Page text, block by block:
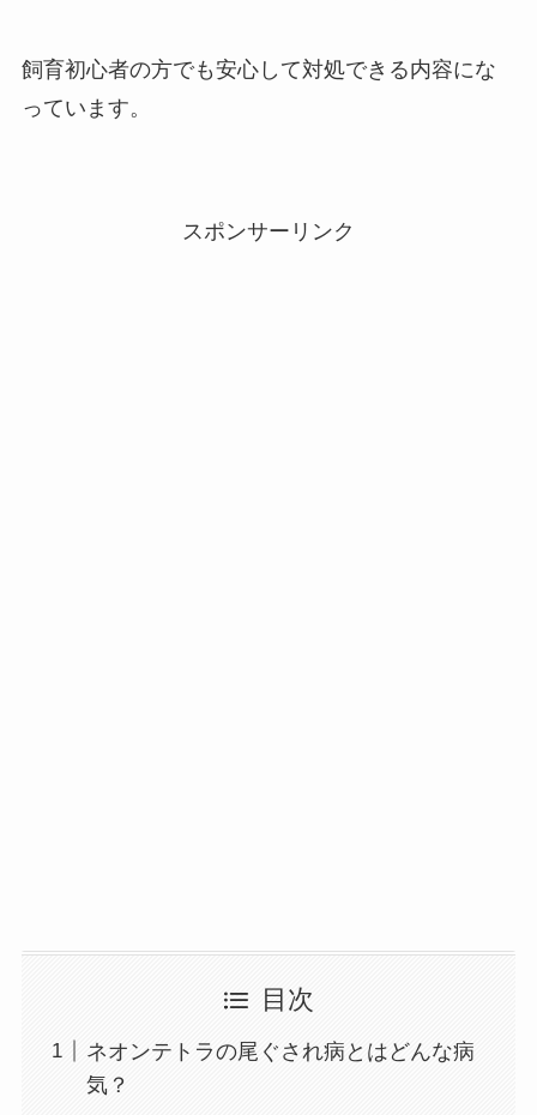
飼育初心者の方でも安心して対処できる内容にな
っています。
スポンサーリンク
目次
ネオンテトラの尾ぐされ病とはどんな病
気？